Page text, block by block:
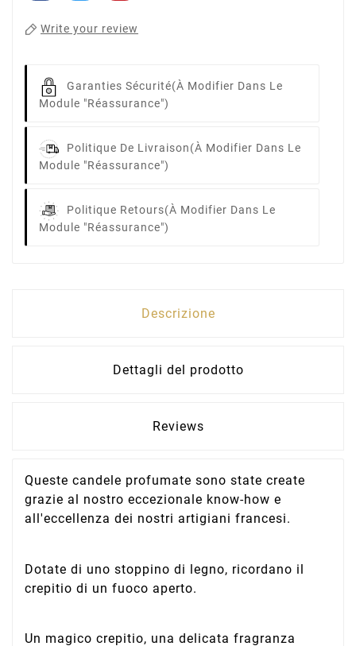
Write your review
Garanties Sécurité(à Modifier Dans Le
Module "Réassurance")
Politique De Livraison(à Modifier Dans Le
Module "Réassurance")
Politique Retours(à Modifier Dans Le
Module "Réassurance")
Descrizione
Dettagli del prodotto
Reviews
Queste candele profumate sono state create
grazie al nostro eccezionale know-how e
all'eccellenza dei nostri artigiani francesi.
Dotate di uno stoppino di legno, ricordano il
crepitio di un fuoco aperto.
Un magico crepitio, una delicata fragranza